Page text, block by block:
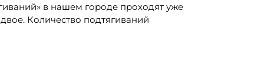
в нашем городе проходят уже
Количество подтягиваний